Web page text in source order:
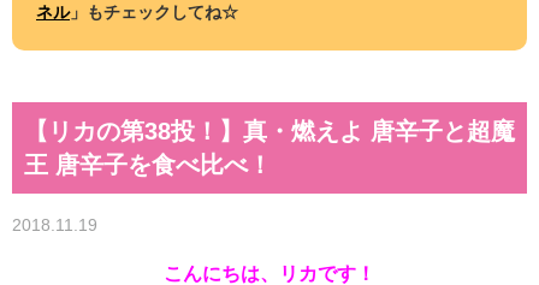
ネル」もチェックしてね☆
【リカの第38投！】真・燃えよ 唐辛子と超魔
王 唐辛子を食べ比べ！
2018.11.19
こんにちは、リカです！